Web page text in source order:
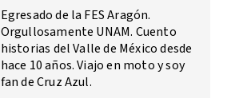
Egresado de la FES Aragón.
Orgullosamente UNAM. Cuento
historias del Valle de México desde
hace 10 años. Viajo en moto y soy
fan de Cruz Azul.